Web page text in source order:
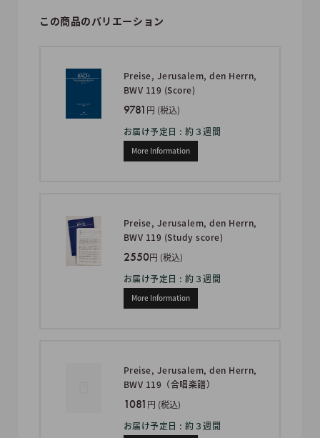
この商品のバリエーション
Preise, Jerusalem, den Herrn,
BWV 119 (Score)
9781 円 (税込)
お届け予定日 : 約３週間
More Information
Preise, Jerusalem, den Herrn,
BWV 119 (Study score)
2550円 (税込)
お届け予定日 : 約３週間
More Information
Preise, Jerusalem, den Herrn,
BWV 119（合唱楽譜）
1081 円 (税込)
お届け予定日 : 約３週間